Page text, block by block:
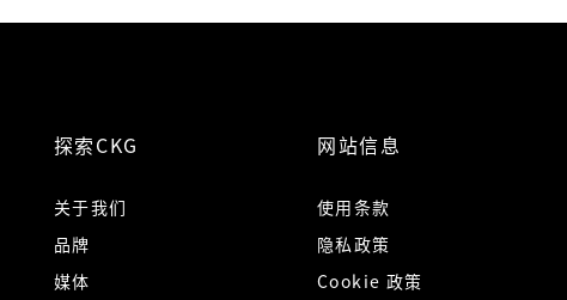
探索CKG
关于我们
品牌
媒体
网站信息
使用条款
隐私政策
Cookie 政策